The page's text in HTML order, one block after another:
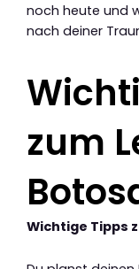
noch heute und
nach deiner
zum
Wichtige Tipps